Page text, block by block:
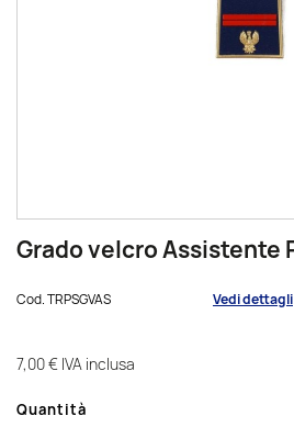
Grado velcro Assistente
Cod.TRPSGVAS Vedi dettagli
7,00 € IVA inclusa
Quantità